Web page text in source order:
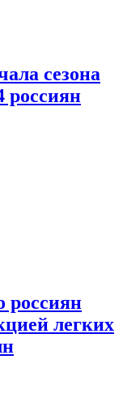
сезона
россиян
россиян
легких